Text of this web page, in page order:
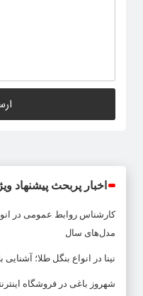
اخبار پربحث پیشنهاد
کارشناس روابط عمومی در
مدل‌های سال
نینا در انواع بنگل طلا؛
شهروز باغی در فروشگاه